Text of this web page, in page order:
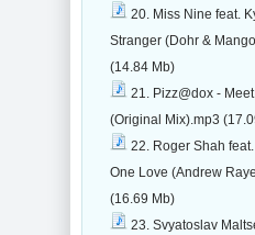
20. Miss Nine feat.
Stranger (Dohr &
(14.84 Mb)
21. Pizz@dox -
(Original Mix).mp3
22. Roger Shah
One Love (Andrew
(16.69 Mb)
23. Svyatoslav